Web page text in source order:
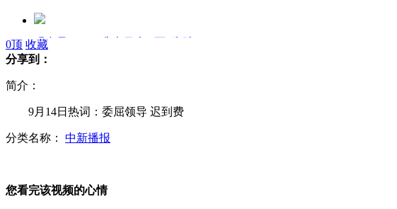
强台风"三巴"袭击日本 1死1失踪
英媒：波音727头等舱更危险
争议电影制片人接受美警方问询
土耳其示威者在使馆前焚烧美国旗
0顶 收藏
分享到：
简介：
9月14日热词：委屈领导 迟到费
分类名称： 中新播报
您看完该视频的心情